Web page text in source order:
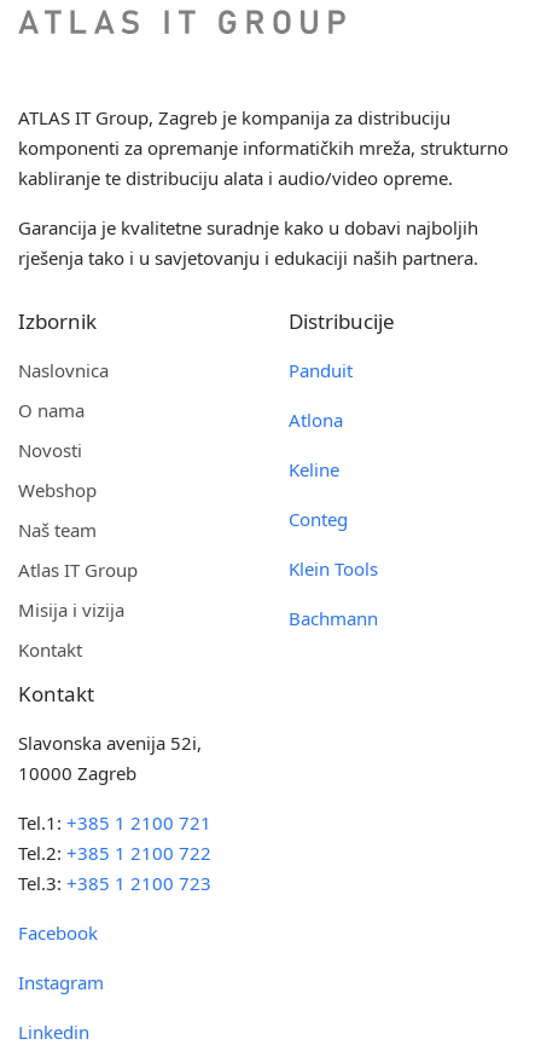
ATLAS IT Group, Zagreb je kompanija za distribuciju
komponenti za opremanje informatičkih mreža, strukturno
kabliranje te distribuciju alata i audio/video opreme.
Garancija je kvalitetne suradnje kako u dobavi najboljih
rješenja tako i u savjetovanju i edukaciji naših partnera.
Izbornik
Naslovnica
O nama
Novosti
Webshop
Naš team
Atlas IT Group
Misija i vizija
Kontakt
Distribucije
Panduit
Atlona
Keline
Conteg
Klein Tools
Bachmann
Kontakt
Slavonska avenija 52i,
10000 Zagreb
Tel.1:+385 1 2100 721
Tel.2:+385 1 2100 722
Tel.3:+385 1 2100 723
Facebook
Instagram
Linkedin